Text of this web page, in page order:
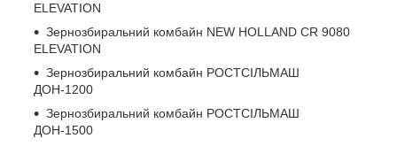
ELEVATION
Зернозбиральний комбайн NEW HOLLAND CR 9080
ELEVATION
Зернозбиральний комбайн РОСТСІЛЬМАШ
ДОН-1200
Зернозбиральний комбайн РОСТСІЛЬМАШ
ДОН-1500